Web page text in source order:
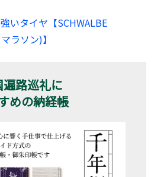
いタイヤ【SCHWALBE
ラソン)】
遍路巡礼に
めの納経帳